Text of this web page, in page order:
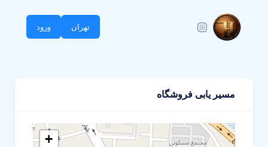
تهران ورود
مسیر یابی فروشگاه
+